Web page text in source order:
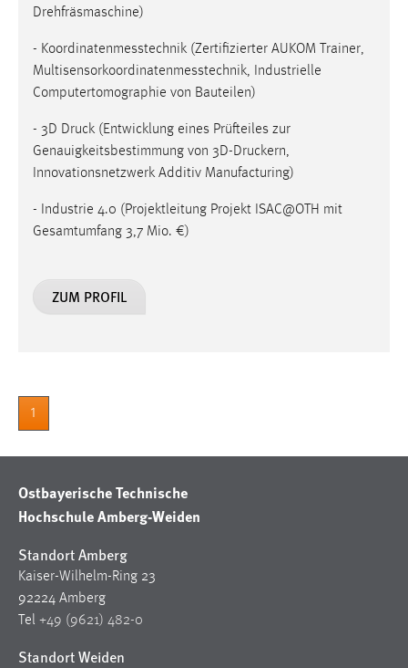
Drehfräsmaschine)
- Koordinatenmesstechnik (Zertifizierter AUKOM Trainer,
Multisensorkoordinatenmesstechnik, Industrielle
Computertomographie von Bauteilen)
- 3D Druck (Entwicklung eines Prüfteiles zur
Genauigkeitsbestimmung von 3D-Druckern,
Innovationsnetzwerk Additiv Manufacturing)
- Industrie 4.0 (Projektleitung Projekt ISAC@OTH mit
Gesamtumfang 3,7 Mio. €)
ZUM PROFIL
1
Ostbayerische Technische
Hochschule Amberg-Weiden
Standort Amberg
Kaiser-Wilhelm-Ring 23
92224 Amberg
Tel +49 (9621) 482-0
Standort Weiden